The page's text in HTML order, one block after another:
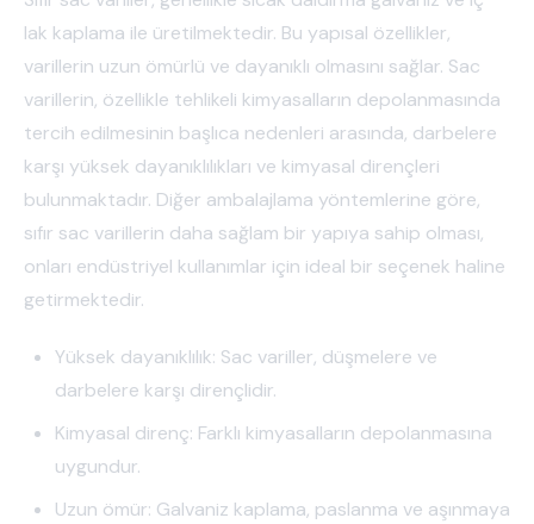
lak kaplama ile üretilmektedir. Bu yapısal özellikler,
varillerin uzun ömürlü ve dayanıklı olmasını sağlar. Sac
varillerin, özellikle tehlikeli kimyasalların depolanmasında
tercih edilmesinin başlıca nedenleri arasında, darbelere
karşı yüksek dayanıklılıkları ve kimyasal dirençleri
bulunmaktadır. Diğer ambalajlama yöntemlerine göre,
sıfır sac varillerin daha sağlam bir yapıya sahip olması,
onları endüstriyel kullanımlar için ideal bir seçenek haline
getirmektedir.
Yüksek dayanıklılık: Sac variller, düşmelere ve
darbelere karşı dirençlidir.
Kimyasal direnç: Farklı kimyasalların depolanmasına
uygundur.
Uzun ömür: Galvaniz kaplama, paslanma ve aşınmaya